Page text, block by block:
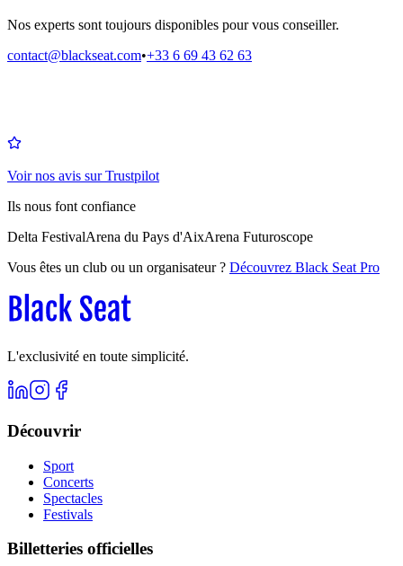
Nos experts sont toujours disponibles pour vous conseiller.
contact@blackseat.com•+33 6 69 43 62 63
Voir nos avis sur Trustpilot
Ils nous font confiance
Delta FestivalArena du Pays d'AixArena Futuroscope
Vous êtes un club ou un organisateur ? Découvrez Black Seat Pro
L'exclusivité en toute simplicité.
Découvrir
Sport
Concerts
Spectacles
Festivals
Billetteries officielles